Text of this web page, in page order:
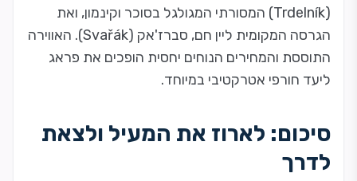
(Trdelník) המסורתי המגולגל בסוכר וקינמון, ואת
הגרסה המקומית ליין חם, סברז'אק (Svařák). האווירה
התוססת והמחירים הנוחים יחסית הופכים את פראג
ליעד חורפי אטרקטיבי במיוחד.
סיכום: לארוז את המעיל ולצאת
לדרך